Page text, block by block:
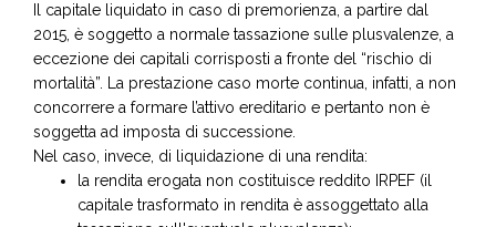
Il capitale liquidato in caso di premorienza, a partire dal
2015, è soggetto a normale tassazione sulle plusvalenze, a
eccezione dei capitali corrisposti a fronte del “rischio di
mortalità”. La prestazione caso morte continua, infatti, a non
concorrere a formare l’attivo ereditario e pertanto non è
soggetta ad imposta di successione.
Nel caso, invece, di liquidazione di una rendita:
la rendita erogata non costituisce reddito IRPEF (il
capitale trasformato in rendita è assoggettato alla